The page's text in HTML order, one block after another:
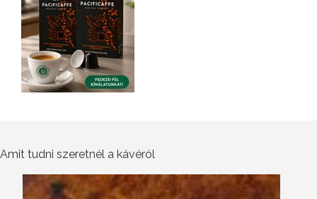
Amit tudni szeretnél a kávéról